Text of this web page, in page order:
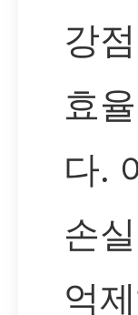
강
효
다.
손
억